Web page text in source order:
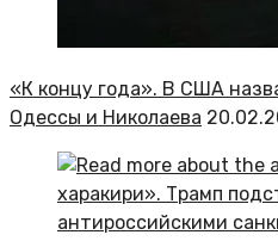
«К концу года». В США
Одессы и Николаева